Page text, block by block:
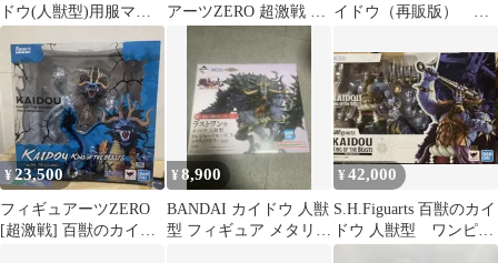
ドウ(人獣型)用服マン
ト可動UP 本体なし
アーツZERO 超激戦 百
獣のカイドウ フィギ
イドウ（再販版） 新
¥23,500
フィギュアーツZERO
[超激戦] 百獣のカイド
¥8,900
BANDAI カイドウ 人獣
型 フィギュア メタリッ
¥42,000
S.H.Figuarts 百獣のカイ
ドウ 人獣型 ワンピー
ス フィギュア